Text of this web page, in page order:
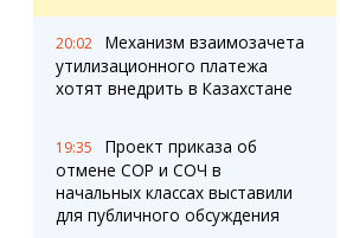
Блогер «ЕШКА»
Лента блогера
Штрихи
Коллаж недели
Ешкин гороскоп
20:02
Механизм взаимозачета
утилизационного платежа
хотят внедрить в Казахстане
19:35
Проект приказа об
отмене СОР и СОЧ в
начальных классах выставили
для публичного обсуждения